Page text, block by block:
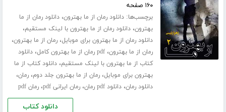
۱۶۰ صفحه
برچسب‌ها:دانلود رمان از ما بهترون،دانلود رمان از ما
بهترون،دانلود رمان از ما بهترون با لینک مستقیم،
دانلود رمان از ما بهترون برای موبایل،رمان از ما بهترون،
رمان از ما بهترون،pdf رمان از ما بهترون کامل ،دانلود
کتاب از ما بهترون با لینک مستقیم،دانلود کتاب از ما
بهترون برای موبایل،رمان از ما بهترون جلد دوم،رمان،
دانلود رمان،دانلود pdf رمان ،رمان ایرانی pdf ،رمان pdf
دانلود کتاب